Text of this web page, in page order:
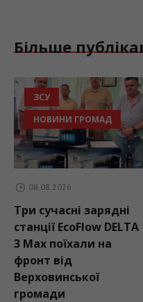
Більше
ЗСУ
НОВИНИ ГРОМАД
08.08.2026
Три сучасні зарядні
станції EcoFlow DELTA
3 Max поїхали на
фронт від
Верховинської
громади